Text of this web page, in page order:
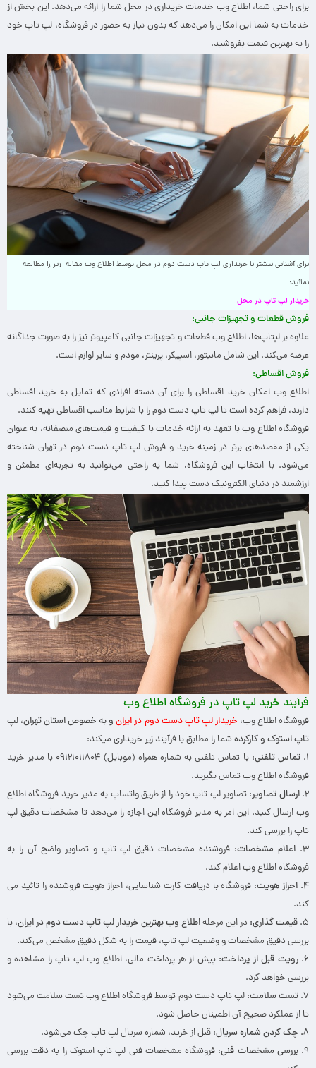
برای راحتی شما، اطلاع وب خدمات خریداری در محل شما را ارائه می‌دهد. این بخش از
خدمات به شما این امکان را می‌دهد که بدون نیاز به حضور در فروشگاه، لپ تاپ خود
را به بهترین قیمت بفروشید.
برای آشنایی بیشتر با خریداری لپ تاپ دست دوم در محل توسط اطلاع وب مقاله زیر را مطالعه
نمائید:
خریدار لپ تاپ در محل
فروش قطعات و تجهیزات جانبی:
علاوه بر لپتاپ‌ها، اطلاع وب قطعات و تجهیزات جانبی کامپیوتر نیز را به صورت جداگانه
عرضه می‌کند. این شامل مانیتور، اسپیکر، پرینتر، مودم و سایر لوازم است.
فروش اقساطی:
اطلاع وب امکان خرید اقساطی را برای آن دسته افرادی که تمایل به خرید اقساطی
دارند، فراهم کرده است تا لپ تاپ دست دوم را با شرایط مناسب اقساطی تهیه کنند.
فروشگاه اطلاع وب با تعهد به ارائه خدمات با کیفیت و قیمت‌های منصفانه، به عنوان
یکی از مقصدهای برتر در زمینه خرید و فروش لپ تاپ دست دوم در تهران شناخته
می‌شود. با انتخاب این فروشگاه، شما به راحتی می‌توانید به تجربه‌ای مطمئن و
ارزشمند در دنیای الکترونیک دست پیدا کنید.
فرآیند خرید لپ تاپ در فروشگاه اطلاع وب
فروشگاه اطلاع وب، خریدار لپ تاپ دست دوم در ایرانو به خصوص استان تهران، لپ
تاپ استوک و کارکرده شما را مطابق با فرآیند زیر خریداری میکند:
۱. تماس تلفنی
: با تماس تلفنی به شماره همراه (موبایل) ۰۹۱۲۱۰۱۱۸۰۴ با مدیر خرید
فروشگاه اطلاع وب تماس بگیرید.
۲. ارسال تصاویر: تصاویر لپ تاپ خود را از طریق واتساپ به مدیر خرید فروشگاه اطلاع
وب ارسال کنید. این امر به مدیر فروشگاه این اجازه را می‌دهد تا مشخصات دقیق لپ
تاپ را بررسی کند.
۳. اعلام مشخصات: فروشنده مشخصات دقیق لپ تاپ و تصاویر واضح آن را به
فروشگاه اطلاع وب اعلام کند.
۴. احراز هویت: فروشگاه با دریافت کارت شناسایی، احراز هویت فروشنده را تائید می
کند.
۵. قیمت گذاری: در این مرحلهاطلاع وب بهترین خریدار لپ تاپ دست دوم در ایران، با
بررسی دقیق مشخصات و وضعیت لپ تاپ، قیمت را به شکل دقیق مشخص می‌کند.
۶. رویت قبل از پرداخت: پیش از هر پرداخت مالی، اطلاع وب لپ تاپ را مشاهده و
بررسی خواهد کرد.
۷. تست سلامت: لپ تاپ دست دوم توسط فروشگاه اطلاع وب تست سلامت می‌شود
تا از عملکرد صحیح آن اطمینان حاصل شود.
۸. چک کردن شماره سریال: قبل از خرید، شماره سریال لپ تاپ چک می‌شود.
۹. بررسی مشخصات فنی: فروشگاه مشخصات فنی لپ تاپ استوک را به دقت بررسی